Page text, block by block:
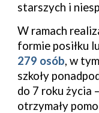
starszych i
W ramach
formie posiłku
279 osób, w
szkoły
do 7 roku życia
otrzymały